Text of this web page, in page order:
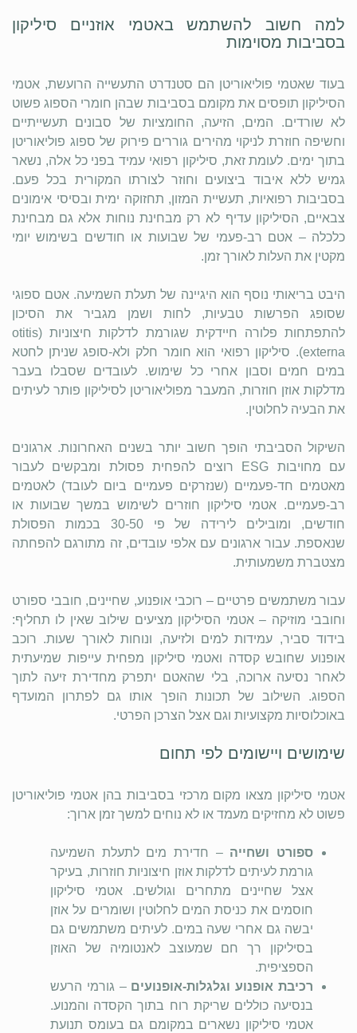
למה חשוב להשתמש באטמי אוזניים סיליקון
בסביבות מסוימות
בעוד שאטמי פוליאוריטן הם סטנדרט התעשייה הרועשת, אטמי
הסיליקון תופסים את מקומם בסביבות שבהן חומרי הספוג פשוט
לא שורדים. המים, הזיעה, החומציות של סבונים תעשייתיים
וחשיפה חוזרת לניקוי מהירים גוררים פירוק של ספוג פוליאוריטן
בתוך ימים. לעומת זאת, סיליקון רפואי עמיד בפני כל אלה, נשאר
גמיש ללא איבוד ביצועים וחוזר לצורתו המקורית בכל פעם.
בסביבות רפואיות, תעשיית המזון, תחזוקה ימית ובסיסי אימונים
צבאיים, הסיליקון עדיף לא רק מבחינת נוחות אלא גם מבחינת
כלכלה – אטם רב-פעמי של שבועות או חודשים בשימוש יומי
מקטין את העלות לאורך זמן.
היבט בריאותי נוסף הוא היגיינה של תעלת השמיעה. אטם ספוגי
שסופג הפרשות טבעיות, לחות ושמן מגביר את הסיכון
להתפתחות פלורה חיידקית שגורמת לדלקות חיצוניות (otitis
externa). סיליקון רפואי הוא חומר חלק ולא-סופג שניתן לחטא
במים חמים וסבון אחרי כל שימוש. לעובדים שסבלו בעבר
מדלקות אוזן חוזרות, המעבר מפוליאוריטן לסיליקון פותר לעיתים
את הבעיה לחלוטין.
השיקול הסביבתי הופך חשוב יותר בשנים האחרונות. ארגונים
עם מחויבות ESG רוצים להפחית פסולת ומבקשים לעבור
מאטמים חד-פעמיים (שנזרקים פעמיים ביום לעובד) לאטמים
רב-פעמיים. אטמי סיליקון חוזרים לשימוש במשך שבועות או
חודשים, ומובילים לירידה של פי 30-50 בכמות הפסולת
שנאספת. עבור ארגונים עם אלפי עובדים, זה מתורגם להפחתה
מצטברת משמעותית.
עבור משתמשים פרטיים – רוכבי אופנוע, שחיינים, חובבי ספורט
וחובבי מוזיקה – אטמי הסיליקון מציעים שילוב שאין לו תחליף:
בידוד סביר, עמידות למים ולזיעה, ונוחות לאורך שעות. רוכב
אופנוע שחובש קסדה ואטמי סיליקון מפחית עייפות שמיעתית
לאחר נסיעה ארוכה, בלי שהאטם יתפרק מחדירת זיעה לתוך
הספוג. השילוב של תכונות הופך אותו גם לפתרון המועדף
באוכלוסיות מקצועיות וגם אצל הצרכן הפרטי.
שימושים ויישומים לפי תחום
אטמי סיליקון מצאו מקום מרכזי בסביבות בהן אטמי פוליאוריטן
פשוט לא מחזיקים מעמד או לא נוחים למשך זמן ארוך:
ספורט ושחייה – חדירת מים לתעלת השמיעה
גורמת לעיתים לדלקות אוזן חיצוניות חוזרות, בעיקר
אצל שחיינים מתחרים וגולשים. אטמי סיליקון
חוסמים את כניסת המים לחלוטין ושומרים על אוזן
יבשה גם אחרי שעה במים. לעיתים משתמשים גם
בסיליקון רך חם שמעוצב לאנטומיה של האוזן
הספציפית.
רכיבת אופנוע וגלגלות-אופנועים – גורמי הרעש
בנסיעה כוללים שריקת רוח בתוך הקסדה והמנוע.
אטמי סיליקון נשארים במקומם גם בעומס תנועת